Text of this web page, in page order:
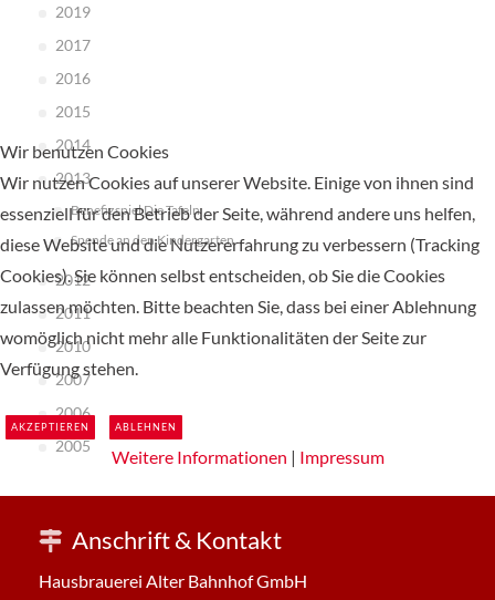
2019
2017
2016
2015
2014
2013
Benefizspiel Die Tafeln
Spende an den Kindergarten
2012
2011
2010
2007
2006
2005
Anschrift & Kontakt
Hausbrauerei Alter Bahnhof GmbH
Wir benutzen Cookies
Wir nutzen Cookies auf unserer Website. Einige von ihnen sind
essenziell für den Betrieb der Seite, während andere uns helfen,
diese Website und die Nutzererfahrung zu verbessern (Tracking
Cookies). Sie können selbst entscheiden, ob Sie die Cookies
zulassen möchten. Bitte beachten Sie, dass bei einer Ablehnung
womöglich nicht mehr alle Funktionalitäten der Seite zur
Verfügung stehen.
AKZEPTIEREN ABLEHNEN
Weitere Informationen | Impressum